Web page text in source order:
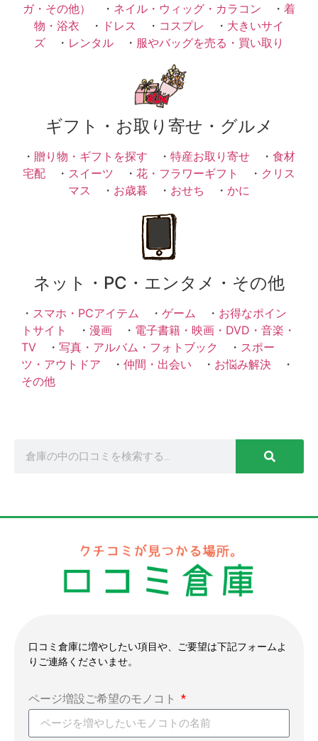
ガ・その他）
・ ネイル・ウィッグ・カラコン ・ 着
物・浴衣 ・ ドレス ・ コスプレ ・ 大きいサイ
ズ ・ レンタル ・ 服やバッグを売る・買い取り
ギフト・お取り寄せ・グルメ
・ 贈り物・ギフトを探す ・ 特産お取り寄せ ・ 食材
宅配 ・ スイーツ ・ 花・フラワーギフト ・ クリス
マス ・ お歳暮 ・ おせち ・ かに
ネット・PC・エンタメ・その他
・ スマホ・PCアイテム ・ ゲーム ・ お得なポイン
トサイト
・ 漫画 ・ 電子書籍・映画・DVD・音楽・
TV ・ 写真・アルバム・フォトブック ・ スポー
ツ・アウトドア ・ 仲間・出会い ・ お悩み解決 ・
その他
口コミ倉庫に増やしたい項目や、ご要望は下記フォームよ
りご連絡くださいませ。
ページ増設ご希望のモノコト